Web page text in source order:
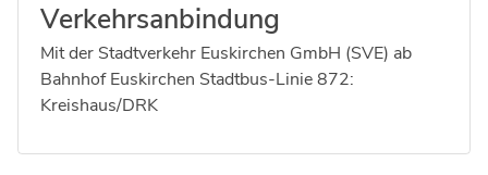
Verkehrsanbindung
Mit der Stadtverkehr Euskirchen GmbH (SVE) ab
Bahnhof Euskirchen Stadtbus-Linie 872:
Kreishaus/DRK